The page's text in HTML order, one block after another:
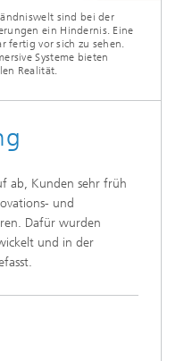
sind bei der
ein Hindernis. Eine
fertig vor sich zu sehen.
Systeme bieten
Realität.
ab, Kunden sehr früh
und
Dafür wurden
und in der